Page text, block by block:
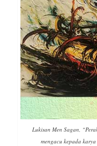
Lukisan Men Sagan,
mengacu kepada